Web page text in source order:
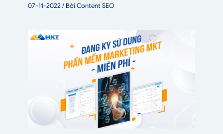
07-11-2022/ BởiContent SEO